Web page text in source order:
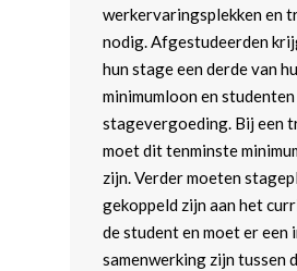
werkervaringsplekken en
nodig. Afgestudeerden
hun stage een derde van
minimumloon en
stagevergoeding. Bij een
moet dit tenminste
zijn. Verder moeten
gekoppeld zijn aan het
de student en moet er een
samenwerking zijn tussen